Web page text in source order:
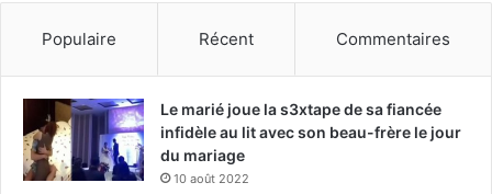
Populaire Récent Commentaires
Le marié joue la s3xtape de sa fiancée
infidèle au lit avec son beau-frère le jour
du mariage
10 août 2022